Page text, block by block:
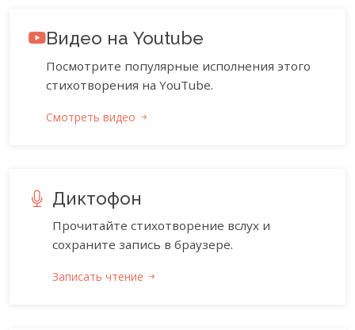
Видео на Youtube
Посмотрите популярные исполнения этого
стихотворения на YouTube.
Смотреть видео
Диктофон
Прочитайте стихотворение вслух и
сохраните запись в браузере.
Записать чтение